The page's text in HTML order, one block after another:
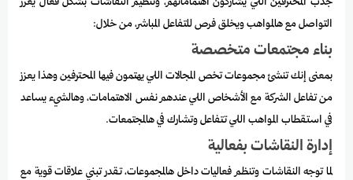
التواصل مع هالمواهب ويخلق فرص للتفاعل المباشر، من خلال:
بناء مجتمعات متخصصة
بمعنى إنك تنشئ مجموعات تخص المجالات اللي يهتمون فيها المحترفين وهذا يعزز
من تفاعل الشركة مع الأشخاص اللي عندهم نفس الاهتمامات، وهالشيء يساعد
في استقطاب المواهب اللي تتفاعل وتشارك في هالمجتمعات.
إدارة النقاشات بفعالية
لما توجه النقاشات وتنظم فعاليات داخل هالمجموعات، تقدر تبني علاقات قوية مع